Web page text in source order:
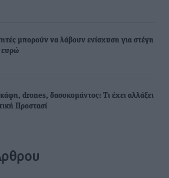
μπορούν να λάβουν ενίσχυση για στέγη
ευρώ
drones, δασοκομάντος: Τι έχει αλλάξει
Προστασί